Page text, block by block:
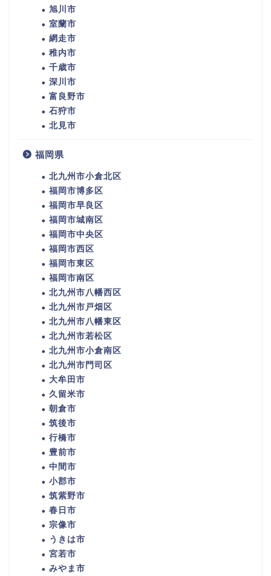
旭川市
室蘭市
網走市
稚内市
千歳市
深川市
富良野市
石狩市
北見市
福岡県
北九州市小倉北区
福岡市博多区
福岡市早良区
福岡市城南区
福岡市中央区
福岡市西区
福岡市東区
福岡市南区
北九州市八幡西区
北九州市戸畑区
北九州市八幡東区
北九州市若松区
北九州市小倉南区
北九州市門司区
大牟田市
久留米市
朝倉市
筑後市
行橋市
豊前市
中間市
小郡市
筑紫野市
春日市
宗像市
うきは市
宮若市
みやま市